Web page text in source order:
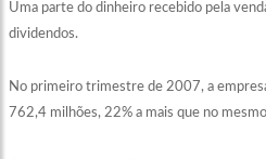
Uma parte do dinheiro recebido pela
dividendos.
No primeiro trimestre de 2007, a
762,4 milhões, 22% a mais que no